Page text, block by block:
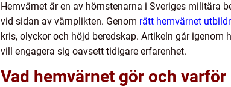
Hemvärnet är en av hörnstenarna i Sveriges militära
vid sidan av värnplikten. Genom rätt hemvärnet
kris, olyckor och höjd beredskap. Artikeln går
vill engagera sig oavsett tidigare erfarenhet.
Vad hemvärnet gör och